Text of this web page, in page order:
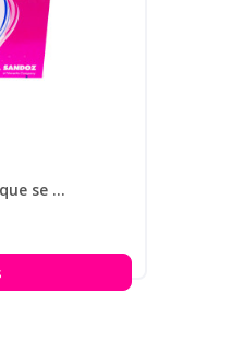
Orliloss es un medicamento que se utiliza para ayudar a perder peso en personas que padecen obesidad.